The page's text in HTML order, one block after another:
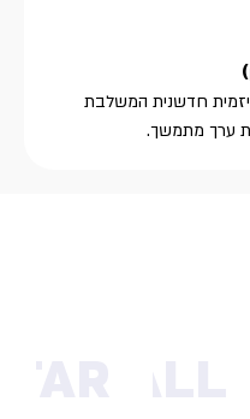
יזמית חדשנית המשלבת
ערך מתמשך.